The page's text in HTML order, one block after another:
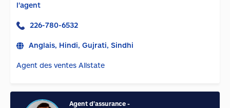
l'agent
226-780-6532
Anglais, Hindi, Gujrati, Sindhi
Agent des ventes Allstate
Agent d'assurance -